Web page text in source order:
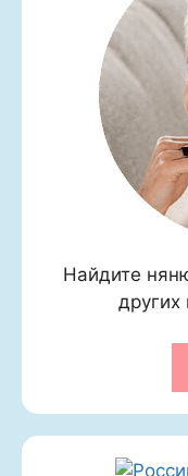
Найдите
других